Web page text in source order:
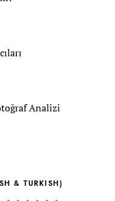
Analizi
& TURKISH)